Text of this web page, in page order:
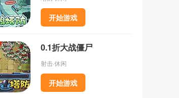
开始游戏
0.1折大战僵尸
射击·休闲
开始游戏